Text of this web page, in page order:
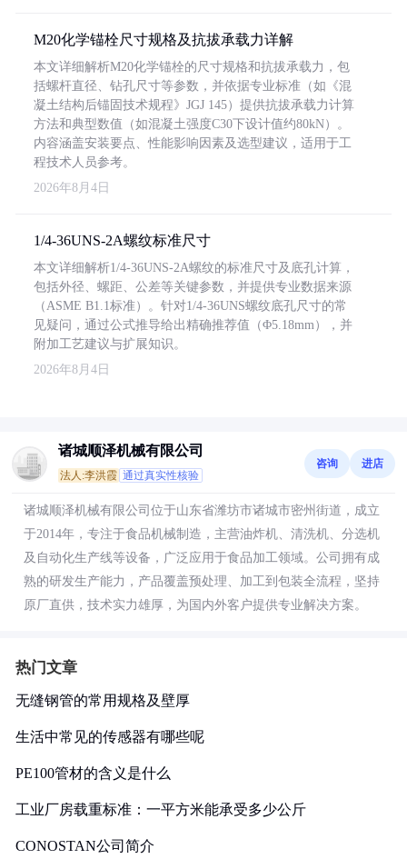
M20化学锚栓尺寸规格及抗拔承载力详解
本文详细解析M20化学锚栓的尺寸规格和抗拔承载力，包
括螺杆直径、钻孔尺寸等参数，并依据专业标准（如《混
凝土结构后锚固技术规程》JGJ 145）提供抗拔承载力计算
方法和典型数值（如混凝土强度C30下设计值约80kN）。
内容涵盖安装要点、性能影响因素及选型建议，适用于工
程技术人员参考。
2026年8月4日
1/4-36UNS-2A螺纹标准尺寸
本文详细解析1/4-36UNS-2A螺纹的标准尺寸及底孔计算，
包括外径、螺距、公差等关键参数，并提供专业数据来源
（ASME B1.1标准）。针对1/4-36UNS螺纹底孔尺寸的常
见疑问，通过公式推导给出精确推荐值（Φ5.18mm），并
附加工艺建议与扩展知识。
2026年8月4日
诸城顺泽机械有限公司
法人:李洪霞 通过真实性核验
咨询 进店
诸城顺泽机械有限公司位于山东省潍坊市诸城市密州街道，成立
于2014年，专注于食品机械制造，主营油炸机、清洗机、分选机
及自动化生产线等设备，广泛应用于食品加工领域。公司拥有成
熟的研发生产能力，产品覆盖预处理、加工到包装全流程，坚持
原厂直供，技术实力雄厚，为国内外客户提供专业解决方案。
热门文章
无缝钢管的常用规格及壁厚
生活中常见的传感器有哪些呢
PE100管材的含义是什么
工业厂房载重标准：一平方米能承受多少公斤
CONOSTAN公司简介